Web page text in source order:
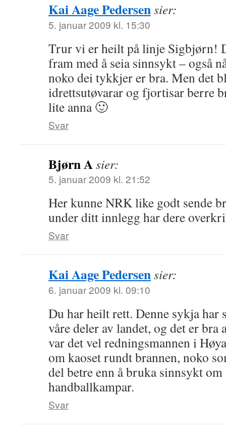
Kai Aage Pedersensier:
5. januar 2009 kl. 15:30
Trur vi er heilt på linje Sigbjørn!
fram med å seia sinnsykt – også
noko dei tykkjer er bra. Men det
idrettsutøvarar og fjortisar berre
lite anna 🙂
Svar
Bjørn Asier:
5. januar 2009 kl. 21:52
Her kunne NRK like godt sende
under ditt innlegg har dere
Svar
Kai Aage Pedersensier:
6. januar 2009 kl. 09:10
Du har heilt rett. Denne sykja har
våre deler av landet, og det er bra
var det vel redningsmannen i
om kaoset rundt brannen, noko
del betre enn å bruka sinnsykt
handballkampar.
Svar